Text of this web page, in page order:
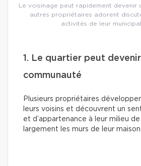
Le voisinage peut rapidement devenir
autres propriétaires adorent
activités de leur
1. Le quartier peut
communauté
Plusieurs propriétaires
leurs voisins et découvrent un
et d’appartenance à leur milieu
largement les murs de leur maison.